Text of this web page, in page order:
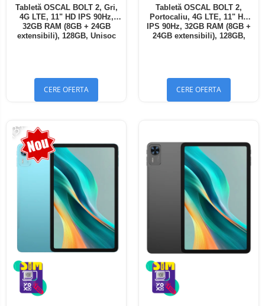
Tabletă OSCAL BOLT 2, Gri,
4G LTE, 11" HD IPS 90Hz,
32GB RAM (8GB + 24GB
extensibili), 128GB, Unisoc
CERE OFERTA
Tabletă OSCAL BOLT 2,
Portocaliu, 4G LTE, 11" HD
IPS 90Hz, 32GB RAM (8GB +
24GB extensibili), 128GB,
CERE OFERTA
-13%